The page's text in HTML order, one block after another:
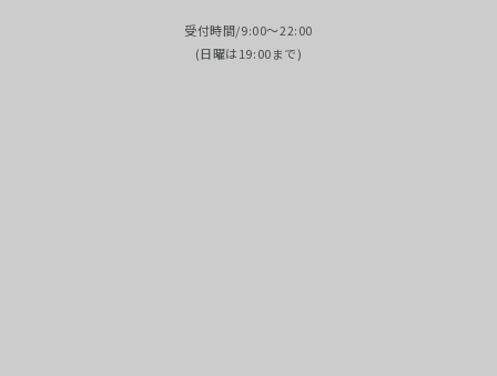
受付時間/9:00～22:00
(日曜は19:00まで)